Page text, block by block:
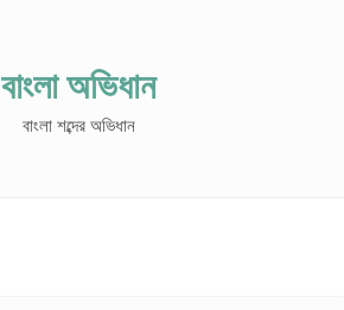
বাংলা অভিধান
বাংলা শব্দের অভিধান